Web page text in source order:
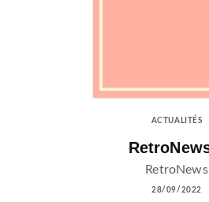
ACTUALITÉS
RetroNews
28/09/2022